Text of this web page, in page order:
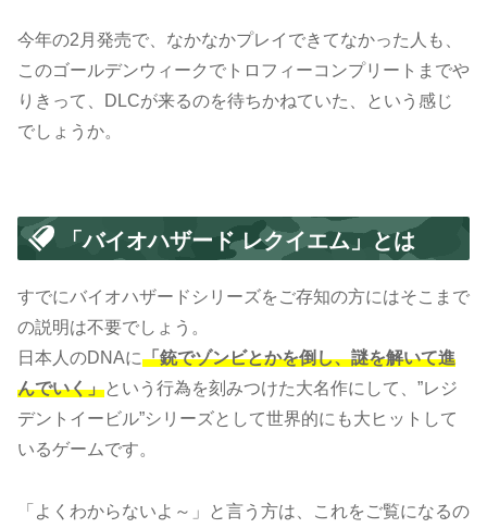
今年の2月発売で、なかなかプレイできてなかった人も、
このゴールデンウィークでトロフィーコンプリートまでや
りきって、DLCが来るのを待ちかねていた、という感じ
でしょうか。
「バイオハザード レクイエム」とは
すでにバイオハザードシリーズをご存知の方にはそこまで
の説明は不要でしょう。
日本人のDNAに「銃でゾンビとかを倒し、謎を解いて進
んでいく」という行為を刻みつけた大名作にして、”レジ
デントイービル”シリーズとして世界的にも大ヒットして
いるゲームです。
「よくわからないよ～」と言う方は、これをご覧になるの